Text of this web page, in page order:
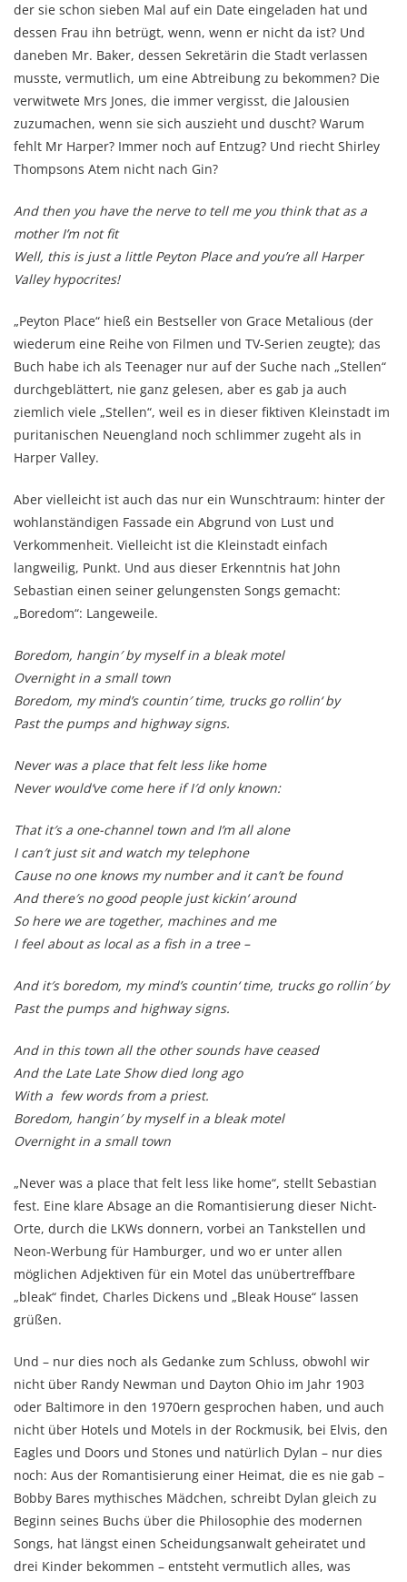
der sie schon sieben Mal auf ein Date eingeladen hat und
dessen Frau ihn betrügt, wenn, wenn er nicht da ist? Und
daneben Mr. Baker, dessen Sekretärin die Stadt verlassen
musste, vermutlich, um eine Abtreibung zu bekommen? Die
verwitwete Mrs Jones, die immer vergisst, die Jalousien
zuzumachen, wenn sie sich auszieht und duscht? Warum
fehlt Mr Harper? Immer noch auf Entzug? Und riecht Shirley
Thompsons Atem nicht nach Gin?
And then you have the nerve to tell me you think that as a
mother I’m not fit
Well, this is just a little Peyton Place and you’re all Harper
Valley hypocrites!
„Peyton Place“ hieß ein Bestseller von Grace Metalious (der
wiederum eine Reihe von Filmen und TV-Serien zeugte); das
Buch habe ich als Teenager nur auf der Suche nach „Stellen“
durchgeblättert, nie ganz gelesen, aber es gab ja auch
ziemlich viele „Stellen“, weil es in dieser fiktiven Kleinstadt im
puritanischen Neuengland noch schlimmer zugeht als in
Harper Valley.
Aber vielleicht ist auch das nur ein Wunschtraum: hinter der
wohlanständigen Fassade ein Abgrund von Lust und
Verkommenheit. Vielleicht ist die Kleinstadt einfach
langweilig, Punkt. Und aus dieser Erkenntnis hat John
Sebastian einen seiner gelungensten Songs gemacht:
„Boredom“: Langeweile.
Boredom, hangin′ by myself in a bleak motel
Overnight in a small town
Boredom, my mind’s countin′ time, trucks go rollin‘ by
Past the pumps and highway signs.
Never was a place that felt less like home
Never would‘ve come here if I′d only known:
That it′s a one-channel town and I’m all alone
I can′t just sit and watch my telephone
Cause no one knows my number and it can’t be found
And there′s no good people just kickin‘ around
So here we are together, machines and me
I feel about as local as a fish in a tree –
And it′s boredom, my mind’s countin‘ time, trucks go rollin′ by
Past the pumps and highway signs.
And in this town all the other sounds have ceased
And the Late Late Show died long ago
With a few words from a priest.
Boredom, hangin′ by myself in a bleak motel
Overnight in a small town
„Never was a place that felt less like home“, stellt Sebastian
fest. Eine klare Absage an die Romantisierung dieser Nicht-
Orte, durch die LKWs donnern, vorbei an Tankstellen und
Neon-Werbung für Hamburger, und wo er unter allen
möglichen Adjektiven für ein Motel das unübertreffbare
„bleak“ findet, Charles Dickens und „Bleak House“ lassen
grüßen.
Und – nur dies noch als Gedanke zum Schluss, obwohl wir
nicht über Randy Newman und Dayton Ohio im Jahr 1903
oder Baltimore in den 1970ern gesprochen haben, und auch
nicht über Hotels und Motels in der Rockmusik, bei Elvis, den
Eagles und Doors und Stones und natürlich Dylan – nur dies
noch: Aus der Romantisierung einer Heimat, die es nie gab –
Bobby Bares mythisches Mädchen, schreibt Dylan gleich zu
Beginn seines Buchs über die Philosophie des modernen
Songs, hat längst einen Scheidungsanwalt geheiratet und
drei Kinder bekommen – entsteht vermutlich alles, was